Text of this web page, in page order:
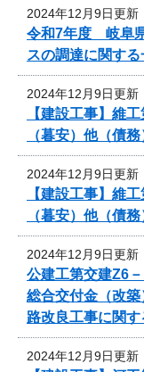
2024年12月9日更新
令和7年度 岐阜
スの調達に関す
2024年12月9日更新
【建設工事】維
（暮安）他（債
2024年12月9日更新
【建設工事】維
（暮安）他（債
2024年12月9日更新
公建工第交建Z6
総合交付金（改
路改良工事に関
2024年12月9日更新